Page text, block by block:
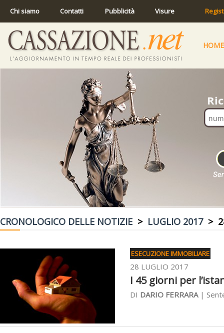
Chi siamo Contatti Pubblicità Visure
HOME
CRONOLOGICO DELLE NOTIZIE > LUGLIO 2017>
ESECUZIONE IMMOBILIARE
28 LUGLIO 2017
I 45 giorni per
DI DARIO FERRARA|